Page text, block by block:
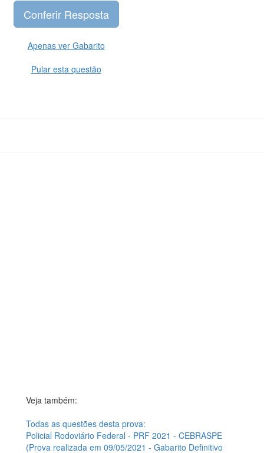
Apenas ver Gabarito
Pular esta questão
Veja também:
Todas as questões desta prova:
Policial Rodoviário Federal - PRF 2021 - CEBRASPE
(Prova realizada em 09/05/2021 - Gabarito Definitivo